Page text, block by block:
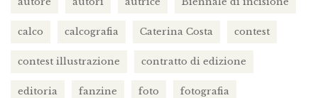
calco calcografia Caterina Costa contest
contest illustrazione contratto di edizione
editoria fanzine foto fotografia